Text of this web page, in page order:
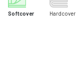
Softcover Hardcover